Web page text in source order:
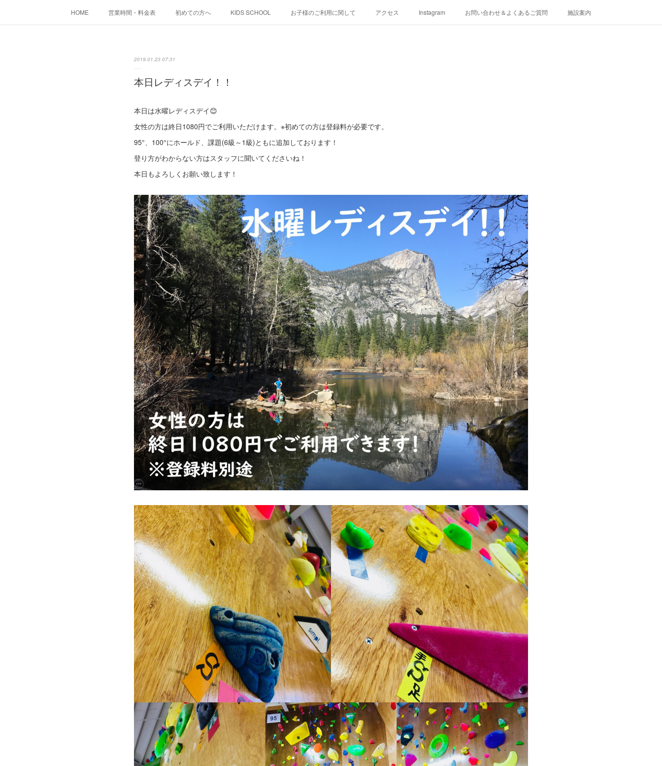
HOME 営業時間・料金表 初めての方へ KIDS SCHOOL お子様のご利用に関して アクセス Instagram お問い合わせ＆よくあるご質問 施設案内
2019.01.23 07:31
本日レディスデイ！！
本日は水曜レディスデイ😊
女性の方は終日1080円でご利用いただけます。※初めての方は登録料が必要です。
95°、100°にホールド、課題(6級～1級)ともに追加しております！
登り方がわからない方はスタッフに聞いてくださいね！
本日もよろしくお願い致します！